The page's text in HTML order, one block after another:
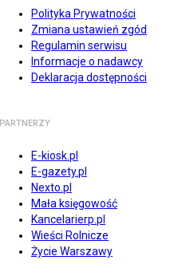
Polityka Prywatności
Zmiana ustawień zgód
Regulamin serwisu
Informacje o nadawcy
Deklaracja dostępności
PARTNERZY
E-kiosk.pl
E-gazety.pl
Nexto.pl
Mała księgowość
Kancelarierp.pl
Wieści Rolnicze
Życie Warszawy